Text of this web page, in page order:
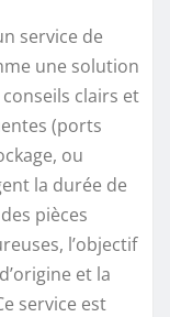
service de
une solution
clairs et
(ports
ou
la durée de
pièces
l’objectif
et la
service est